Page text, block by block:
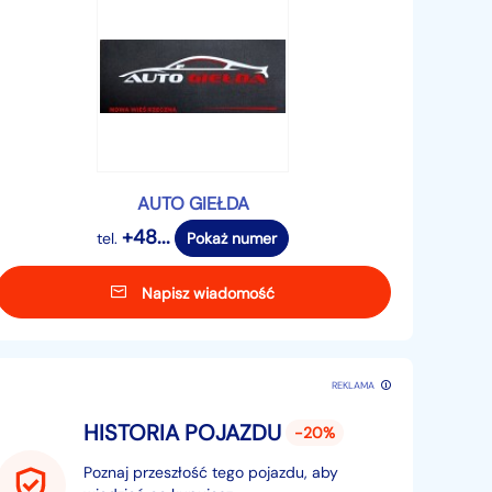
AUTO GIEŁDA
tel. +48... Pokaż numer
Napisz wiadomość
REKLAMA
HISTORIA POJAZDU
-20%
Poznaj przeszłość tego pojazdu, aby